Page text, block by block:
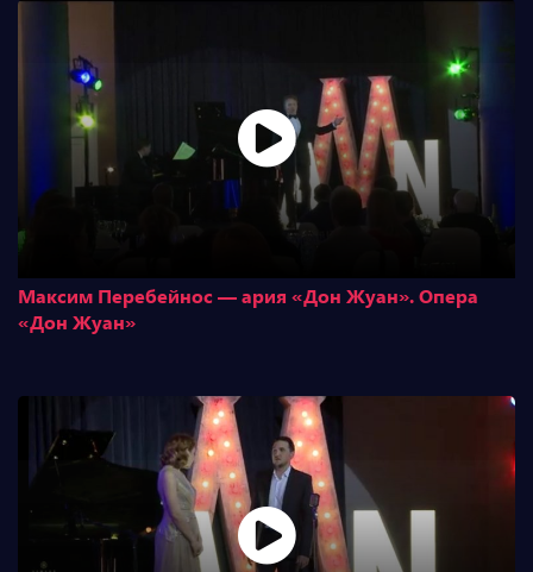
Максим Перебейнос — ария «Дон Жуан». Опера
«Дон Жуан»